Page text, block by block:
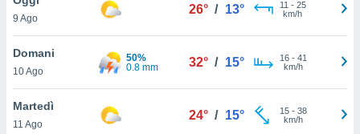
è
al sito
di
ci
di
9 Ago
26° / 13° 11 - 25
km/h
Domani
10 Ago
50%
0.8 mm
32° / 15° 16- 41
km/h
Martedì
11 Ago
24° / 15° 15- 38
km/h